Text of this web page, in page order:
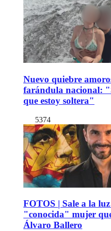
Nuevo quiebre
farándula nacional:
que estoy soltera"
5374
FOTOS | Sale a la
"conocida" mujer
Álvaro Ballero